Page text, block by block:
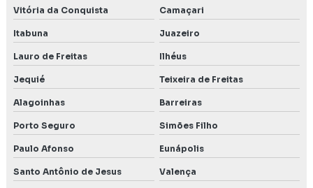
Vitória da Conquista Camaçari
Itabuna Juazeiro
Lauro de Freitas Ilhéus
Jequié Teixeira de Freitas
Alagoinhas Barreiras
Porto Seguro Simões Filho
Paulo Afonso Eunápolis
Santo Antônio de Jesus Valença